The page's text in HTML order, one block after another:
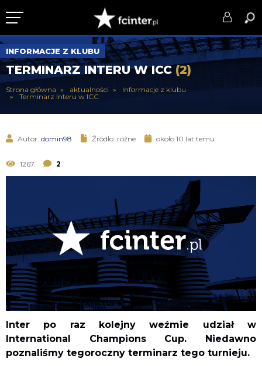
KLUB
DRUŻYNA
SERIE A
SERWIS
INFORMACJE Z KLUBU
TERMINARZ INTERU W ICC (2)
Strona główna aktualności
Informacje z klubu
Terminarz Interu w ICC
Autor: domin98 Źródło: różne około 10 lat temu
1267 2
Inter po raz kolejny weźmie udział w
International Champions Cup. Niedawno
poznaliśmy tegoroczny terminarz tego turnieju.